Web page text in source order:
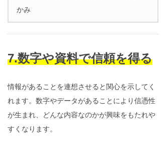
かみ
7.数字や資料で信頼を得る
情報があることを連想させると関心を示してく
れます。数字やデータがあることにより信憑性
が生まれ、どんな内容なのかが興味をもたれや
すくなります。